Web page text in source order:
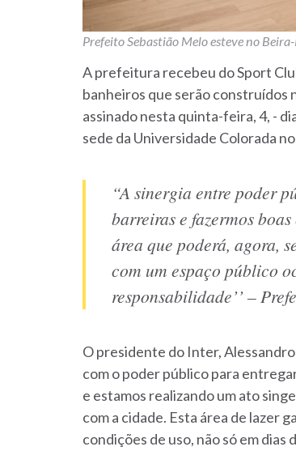
Prefeito Sebastião Melo esteve no
A prefeitura recebeu do Sport
banheiros que serão construídos
assinado nesta quinta-feira, 4, -
sede da Universidade Colorada
“A sinergia entre poder
barreiras e fazermos
área que poderá, agora,
com um espaço público
responsabilidade’’ –
O presidente do Inter,
com o poder público para
e estamos realizando um ato
com a cidade. Esta área de lazer
condições de uso, não só em dias